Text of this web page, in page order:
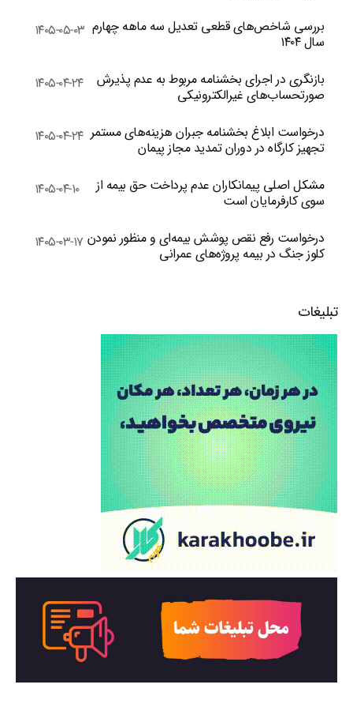
بررسی شاخص‌های قطعی تعدیل سه ماهه چهارم
سال ۱۴۰۴
۱۴۰۵-۰۵-۰۳
بازنگری در اجرای بخشنامه مربوط به عدم پذیرش
صورتحساب‌های غیرالکترونیکی
۱۴۰۵-۰۴-۲۴
درخواست ابلاغ بخشنامه جبران هزینه‌های مستمر
تجهیز کارگاه در دوران تمدید مجاز پیمان
۱۴۰۵-۰۴-۲۴
مشکل اصلی پیمانکاران عدم پرداخت حق بیمه از
سوی کارفرمایان است
۱۴۰۵-۰۴-۱۰
درخواست رفع نقص پوشش بیمه‌ای و منظور نمودن
کلوز جنگ در بیمه پروژه‌های عمرانی
۱۴۰۵-۰۳-۱۷
تبلیغات